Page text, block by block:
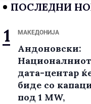
ПОСЛЕДНИ
МАКЕДОНИЈА
Андоновски:
Националниот
дата-центар
биде со
под 1 MW,